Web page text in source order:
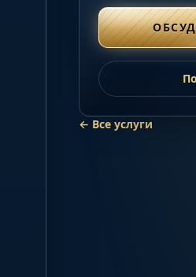
← Все услуги